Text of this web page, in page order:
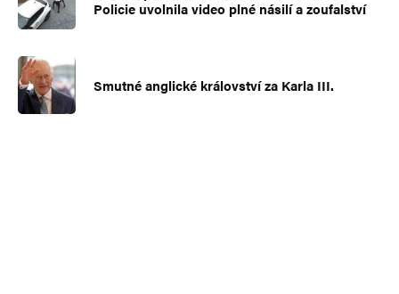
Policie uvolnila video plné násilí a zoufalství
Smutné anglické království za Karla III.